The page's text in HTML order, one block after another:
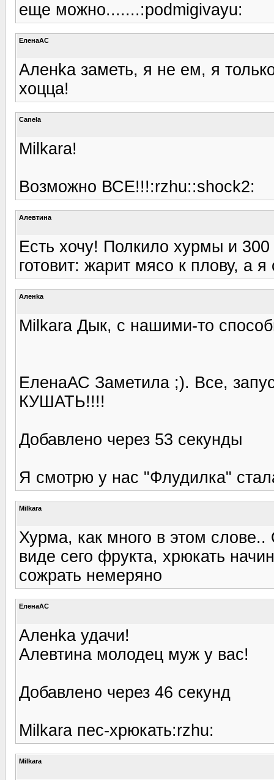
еще можно.......:podmigivayu:
ЕленаАС
Аленka заметь, я не ем, я
хоцца!
Canela
Milkara!
Возможно ВСЕ!!!:rzhu::shock2:
Алевтина
Есть хочу! Полкило хурмы и
готовит: жарит мясо к плову, а
Аленka
Milkara Дык, с нашими-то
ЕленаАС Заметила ;). Все,
КУШАТЬ!!!!
Добавлено через 53 секунды
Я смотрю у нас "Флудилка"
Milkara
Хурма, как много в этом
виде сего фрукта, хрюкать
сожрать немеряно
ЕленаАС
Аленka удачи!
Алевтина молодец муж у вас!
Добавлено через 46 секунд
Milkara пес-хрюкать:rzhu:
Milkara